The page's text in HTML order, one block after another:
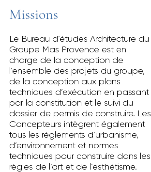
Missions
Le Bureau d’études Architecture du
Groupe Mas Provence est en
charge de la conception de
l’ensemble des projets du groupe,
de la conception aux plans
techniques d’exécution en passant
par la constitution et le suivi du
dossier de permis de construire. Les
Concepteurs intègrent également
tous les règlements d’urbanisme,
d’environnement et normes
techniques pour construire dans les
règles de l’art et de l’esthétisme.